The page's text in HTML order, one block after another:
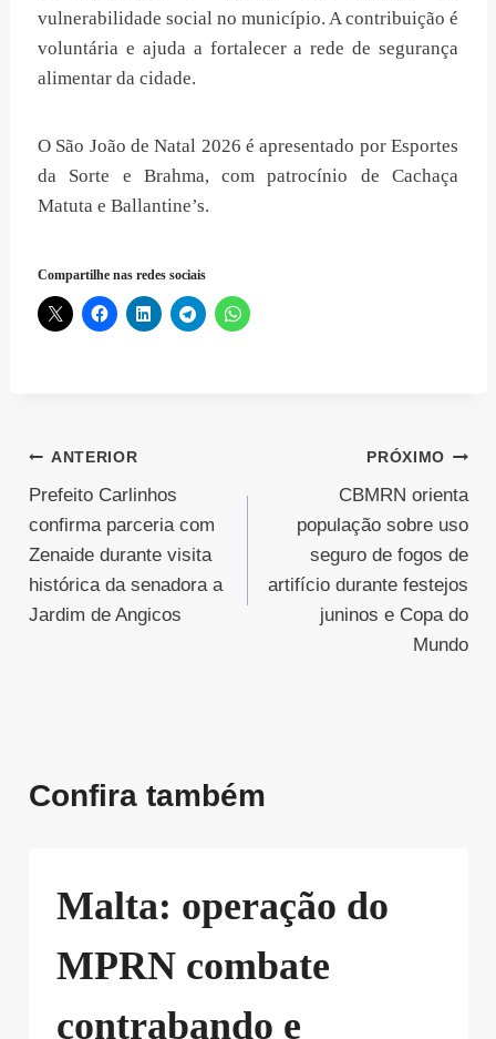
vulnerabilidade social no município. A contribuição é
voluntária e ajuda a fortalecer a rede de segurança
alimentar da cidade.
O São João de Natal 2026 é apresentado por Esportes
da Sorte e Brahma, com patrocínio de Cachaça
Matuta e Ballantine’s.
Compartilhe nas redes sociais
Navegação
de
Post
ANTERIOR
Prefeito Carlinhos
confirma parceria com
Zenaide durante visita
histórica da senadora a
Jardim de Angicos
PRÓXIMO
CBMRN orienta
população sobre uso
seguro de fogos de
artifício durante festejos
juninos e Copa do
Mundo
Confira também
Malta: operação do
MPRN combate
contrabando e